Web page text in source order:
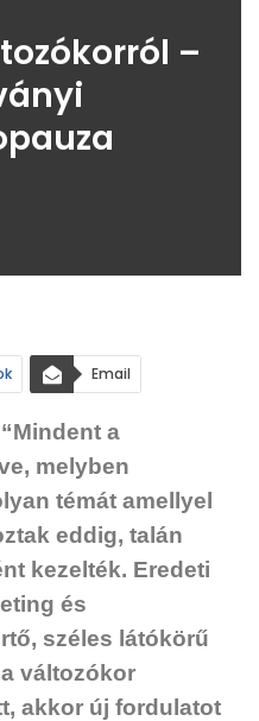
–
Email
Viber
a
melyben
témát amellyel
eddig, talán
kezelték. Eredeti
és
széles látókörű
változókor
akkor új fordulatot